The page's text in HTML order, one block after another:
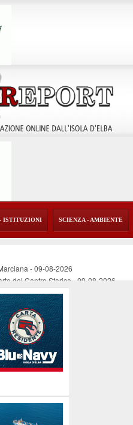
ISTITUZIONI SCIENZA - AMBIENTE
-09-08-2026
del Centro Storico-09-08-2026
in spiagggia
notturni in spiaggia
notturni in spiaggia